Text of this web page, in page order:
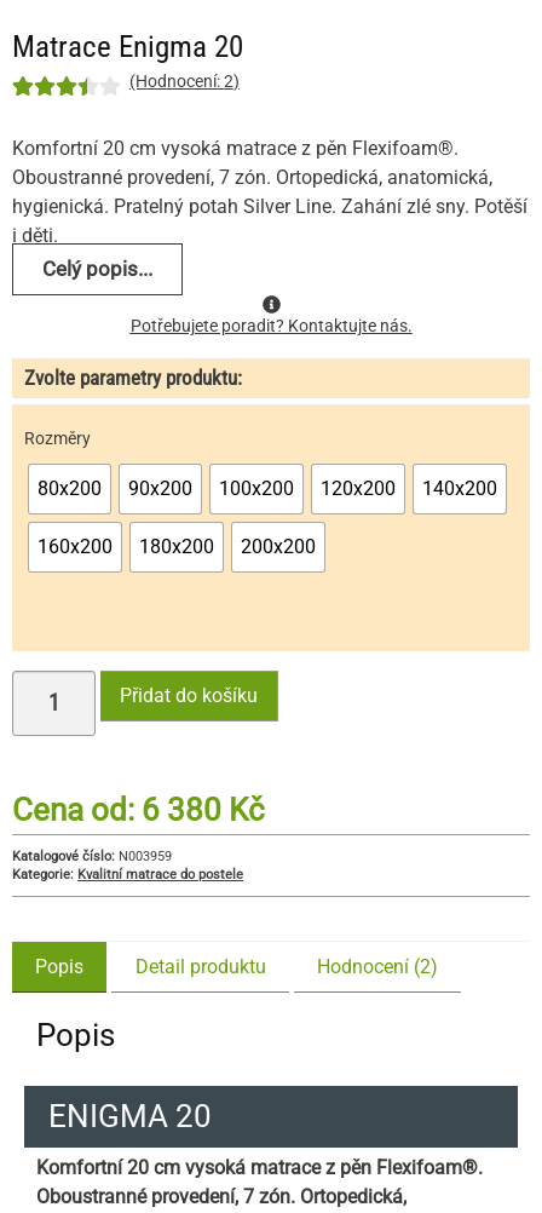
Matrace Enigma 20
3.5z 5
na
základě
hodnocení
zákazníka
(Hodnocení:2)
Komfortní 20 cm vysoká matrace z pěn Flexifoam®.
Oboustranné provedení, 7 zón. Ortopedická, anatomická,
hygienická. Pratelný potah Silver Line. Zahání zlé sny. Potěší
i děti.
Celý popis...
Potřebujete poradit? Kontaktujte nás.
Zvolte parametry produktu:
Rozměry
80x200 90x200 100x200 120x200 140x200
160x200 180x200 200x200
Přidat do košíku
Cena od: 6 380 Kč
Katalogové číslo: N003959
Kategorie: Kvalitní matrace do postele
Popis Detail produktu Hodnocení (2)
Popis
ENIGMA 20
Komfortní 20 cm vysoká matrace z pěn Flexifoam®.
Oboustranné provedení, 7 zón. Ortopedická,